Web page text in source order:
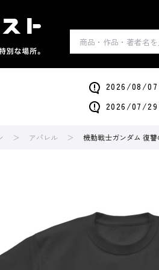
2026/08/07
2026/07/29
アパレル 機動戦士ガンダム 復